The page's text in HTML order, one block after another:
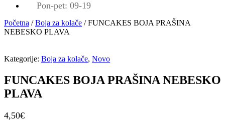
Pon-pet: 09-19
Početna /Boja za kolače / FUNCAKES BOJA PRAŠINA
NEBESKO PLAVA
Kategorije: Boja za kolače, Novo
FUNCAKES BOJA PRAŠINA NEBESKO
PLAVA
4,50€